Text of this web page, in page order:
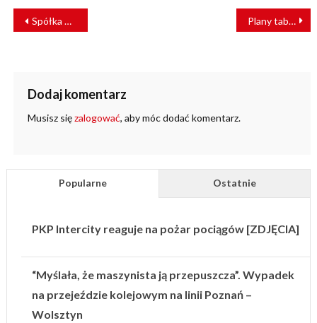
NAWIGACJA
WPISU
Spółka potrzebuje stabilnego rozwoju Plany taborowe PKP Intercity
Dodaj komentarz
Musisz sięzalogować, aby móc dodać komentarz.
Popularne Ostatnie
PKP Intercity reaguje na pożar pociągów [ZDJĘCIA]
“Myślała, że maszynista ją przepuszcza”. Wypadek
na przejeździe kolejowym na linii Poznań –
Wolsztyn